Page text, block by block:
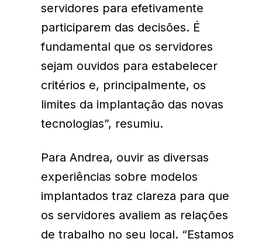
servidores para efetivamente
participarem das decisões. É
fundamental que os servidores
sejam ouvidos para estabelecer
critérios e, principalmente, os
limites da implantação das novas
tecnologias”, resumiu.
Para Andrea, ouvir as diversas
experiências sobre modelos
implantados traz clareza para que
os servidores avaliem as relações
de trabalho no seu local. “Estamos